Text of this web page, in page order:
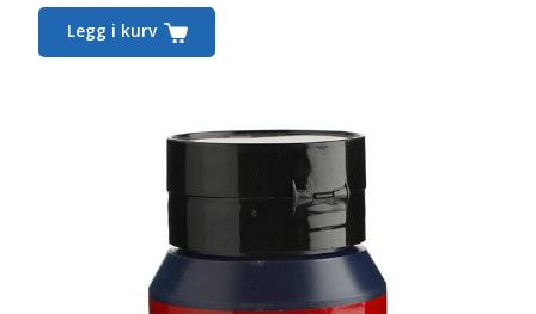
Legg i kurv